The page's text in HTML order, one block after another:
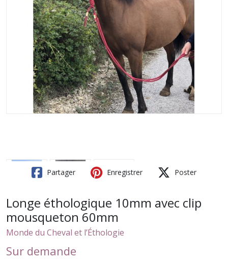
Partager Enregistrer Poster
Longe éthologique 10mm avec clip
mousqueton 60mm
Monde du Cheval et l’Éthologie
Sur demande